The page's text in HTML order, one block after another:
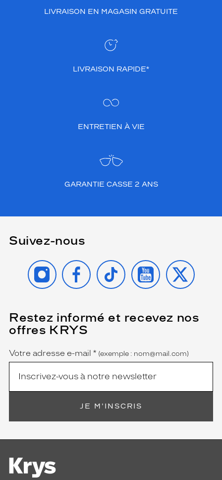
LIVRAISON EN MAGASIN GRATUITE
LIVRAISON RAPIDE*
ENTRETIEN À VIE
GARANTIE CASSE 2 ANS
Suivez-nous
INSTAGRAMFACEBOOK
TIKTOK YOUTUBE
X
Restez informé et recevez nos
offres KRYS
Name
Votre adresse e-mail *
(Ce
champ
est
obligatoire)
(exemple : nom@mail.com)
JE M'INSCRIS